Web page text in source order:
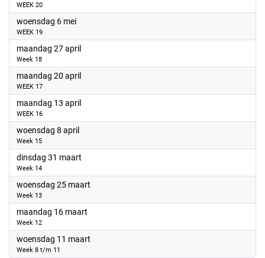
WEEK 20
woensdag 6 mei2026
WEEK 19
maandag 27 april2026
Week 18
maandag 20 april2026
WEEK 17
maandag 13 april2026
WEEK 16
woensdag 8 april2026
Week 15
dinsdag 31 maart
Week 14
woensdag 25 maart
Week 13
maandag 16 maart
Week 12
woensdag 11 maart
Week 8 t/m 11